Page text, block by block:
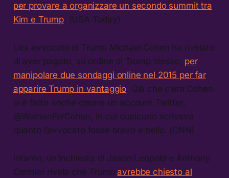
per provare a organizzare un secondo summit tra
Kim e Trump. (USA Today)
L’ex avvocato di Trump Michael Cohen ha rivelato
di aver pagato, su ordine di Trump stesso, per
manipolare due sondaggi online nel 2015 per far
apparire Trump in vantaggio. Già che c’era Cohen
si è fatto anche creare un account Twitter,
@WomenForCohen, in cui qualcuno scriveva
quanto l’avvocato fosse bravo e bello. (CNN)
Intanto, un’inchiesta di Jason Leopold e Anthony
Cormier rivela che Trumpavrebbe chiesto al